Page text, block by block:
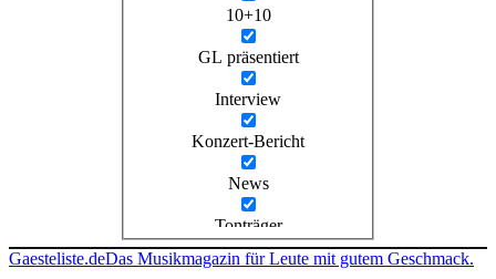
10+10
GL präsentiert
Interview
Konzert-Bericht
News
Tonträger
Gaesteliste.deDas Musikmagazin für Leute mit gutem Geschmack.